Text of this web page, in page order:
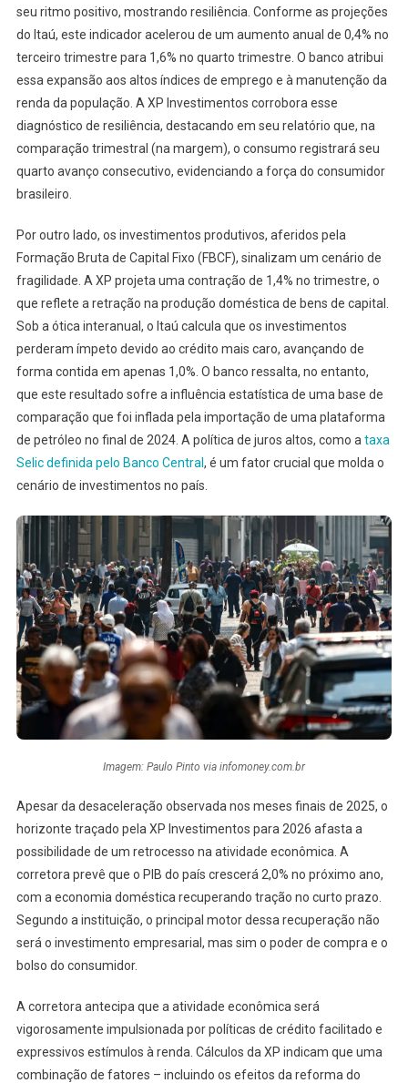
seu ritmo positivo, mostrando resiliência. Conforme as projeções
do Itaú, este indicador acelerou de um aumento anual de 0,4% no
terceiro trimestre para 1,6% no quarto trimestre. O banco atribui
essa expansão aos altos índices de emprego e à manutenção da
renda da população. A XP Investimentos corrobora esse
diagnóstico de resiliência, destacando em seu relatório que, na
comparação trimestral (na margem), o consumo registrará seu
quarto avanço consecutivo, evidenciando a força do consumidor
brasileiro.
Por outro lado, os investimentos produtivos, aferidos pela
Formação Bruta de Capital Fixo (FBCF), sinalizam um cenário de
fragilidade. A XP projeta uma contração de 1,4% no trimestre, o
que reflete a retração na produção doméstica de bens de capital.
Sob a ótica interanual, o Itaú calcula que os investimentos
perderam ímpeto devido ao crédito mais caro, avançando de
forma contida em apenas 1,0%. O banco ressalta, no entanto,
que este resultado sofre a influência estatística de uma base de
comparação que foi inflada pela importação de uma plataforma
de petróleo no final de 2024. A política de juros altos, como a taxa
Selic definida pelo Banco Central, é um fator crucial que molda o
cenário de investimentos no país.
Imagem: Paulo Pinto via infomoney.com.br
Apesar da desaceleração observada nos meses finais de 2025, o
horizonte traçado pela XP Investimentos para 2026 afasta a
possibilidade de um retrocesso na atividade econômica. A
corretora prevê que o PIB do país crescerá 2,0% no próximo ano,
com a economia doméstica recuperando tração no curto prazo.
Segundo a instituição, o principal motor dessa recuperação não
será o investimento empresarial, mas sim o poder de compra e o
bolso do consumidor.
A corretora antecipa que a atividade econômica será
vigorosamente impulsionada por políticas de crédito facilitado e
expressivos estímulos à renda. Cálculos da XP indicam que uma
combinação de fatores – incluindo os efeitos da reforma do